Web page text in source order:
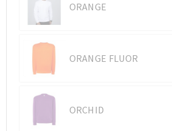
ORANGE
ORANGE FLUOR
ORCHID